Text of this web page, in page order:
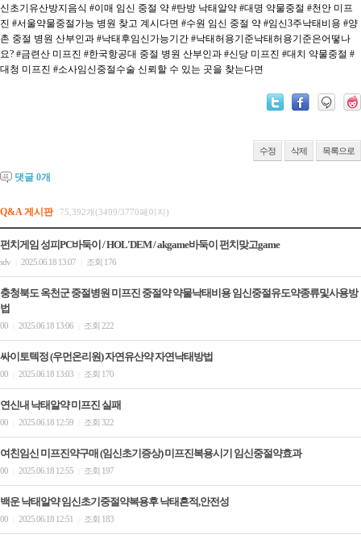
신초기유산방지음식 #이매 임신 중절 약 #탄방 낙태알약 #대명 약물중절 #천안 미프
진 #서울약물중절가능 병원 찾고 계시다면 #수원 임신 중절 약 #임신3주낙태비용 #양
촌 중절 병원 산부인과 #낙태후임신가능기간 #낙태허용기준낙태허용기준은어떻나
요? #금련산 미프진 #한국항공대 중절 병원 산부인과 #신당 미프진 #대치 약물중절 #
대청 미프진 #소사임신중절수술 신뢰할 수 있는 곳을 찾는다면
수정 삭제 목록으로
댓글 0개
Q&A 게시판 75,392개(3499/3770페이지)
펀치게임 성피PC바둑이 / HOL'DEM / akgame바둑이 펀치맞고game
sdv 2025.06.18 13:07 조회 176
충청북도 옥천군 중절병원 미프진 중절약 약물낙태비용 임신중절유도약종류및사용방
법
00 2025.06.18 13:06 조회 222
싸이토텍정 (우먼온리원) 자연유산약 자연낙­태방법
00 2025.06.18 13:03 조회 170
연신내 낙태알약 미­프진 실패
00 2025.06.18 12:59 조회 322
여친임신 미프진약구매 (임신초기증상) 미프진복용시기 임신중절약효과
00 2025.06.18 12:55 조회 197
백운 낙태알약 임신초기중절약복용후 낙태흔적,안전성
00 2025.06.18 12:51 조회 183